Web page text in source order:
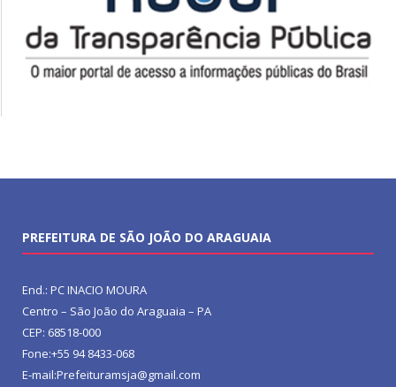
PREFEITURA DE SÃO JOÃO DO ARAGUAIA
End.: PC INACIO MOURA
Centro – São João do Araguaia – PA
CEP: 68518-000
Fone:+55 94 8433-068
E-mail:Prefeituramsja@gmail.com